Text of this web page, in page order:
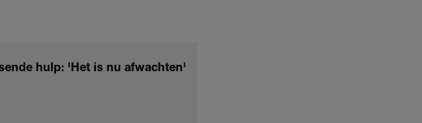
hulp: 'Het is nu afwachten'